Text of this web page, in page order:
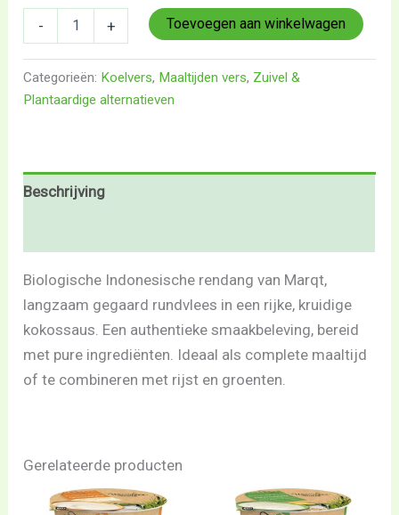
- + Toevoegen aan winkelwagen
Categorieën: Koelvers, Maaltijden vers, Zuivel &
Plantaardige alternatieven
Beschrijving
Biologische Indonesische rendang van Marqt,
langzaam gegaard rundvlees in een rijke, kruidige
kokossaus. Een authentieke smaakbeleving, bereid
met pure ingrediënten. Ideaal als complete maaltijd
of te combineren met rijst en groenten.
Gerelateerde producten